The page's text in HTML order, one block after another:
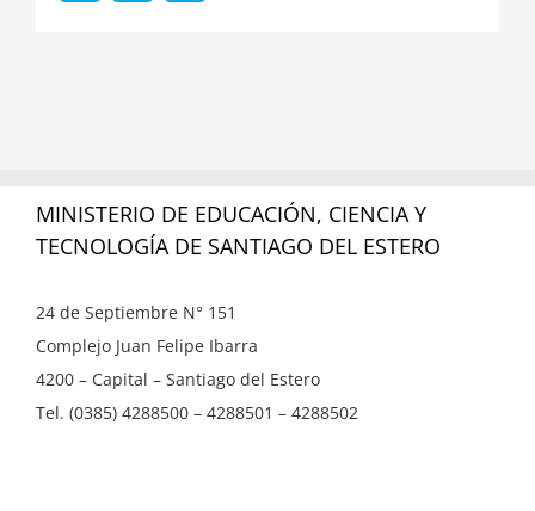
MINISTERIO DE EDUCACIÓN, CIENCIA Y
TECNOLOGÍA DE SANTIAGO DEL ESTERO
24 de Septiembre N° 151
Complejo Juan Felipe Ibarra
4200 – Capital – Santiago del Estero
Tel. (0385) 4288500 – 4288501 – 4288502